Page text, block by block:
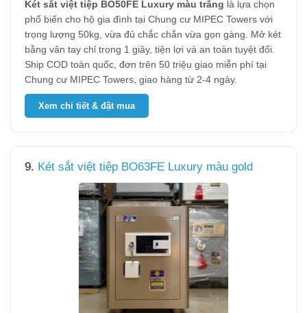
Két sắt việt tiệp BO50FE Luxury màu trắng là lựa chọn
phổ biến cho hộ gia đình tại Chung cư MIPEC Towers với
trọng lượng 50kg, vừa đủ chắc chắn vừa gọn gàng. Mở két
bằng vân tay chỉ trong 1 giây, tiện lợi và an toàn tuyệt đối.
Ship COD toàn quốc, đơn trên 50 triệu giao miễn phí tại
Chung cư MIPEC Towers, giao hàng từ 2-4 ngày.
Xem chi tiết & đặt mua
9. Két sắt việt tiệp BO63FE Luxury màu gold